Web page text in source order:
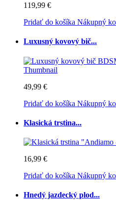
119,99 €
Pridať do košíka Nákupný
Luxusný kovový bič...
49,99 €
Pridať do košíka Nákupný
Klasická trstina...
16,99 €
Pridať do košíka Nákupný
Hnedý jazdecký plod...